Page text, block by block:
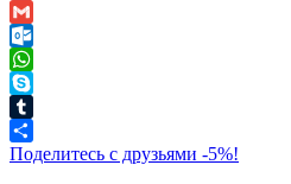
Viber
Gmail
Outlook.com
WhatsApp
Skype
Tumblr
Поделитесь с друзьями -5%!